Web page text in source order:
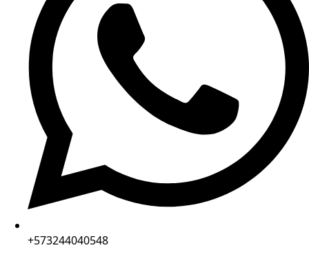
+573244040548